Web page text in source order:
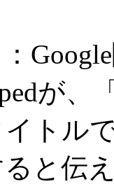
が、
トル
ると伝